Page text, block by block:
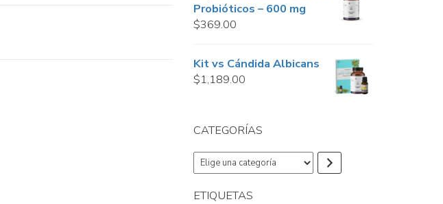
Probióticos – 600 mg
$369.00
Kit vs Cándida Albicans
$1,189.00
CATEGORÍAS
Elige
una
ETIQUETAS